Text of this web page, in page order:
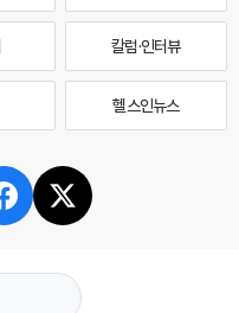
칼럼·인터뷰
헬스인뉴스